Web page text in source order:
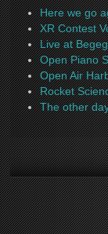
Here we go
XR Contest
Live at
Open Piano
Open Air
Rocket
The other